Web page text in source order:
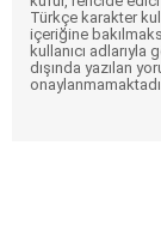
Türkçe karakter
içeriğine
kullanıcı adlarıyla
dışında yazılan